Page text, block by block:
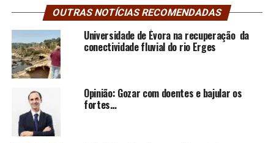
OUTRAS NOTÍCIAS RECOMENDADAS
Universidade de Évora na recuperação da
conectividade fluvial do rio Erges
Opinião: Gozar com doentes e bajular os
fortes…